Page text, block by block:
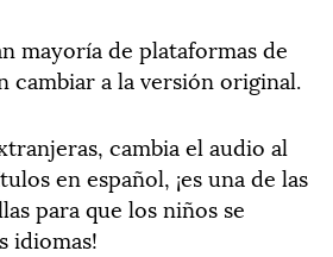
mayoría de plataformas de
cambiar a la versión original.
cambia el audio al
en español, ¡es una de las
para que los niños se
idiomas!